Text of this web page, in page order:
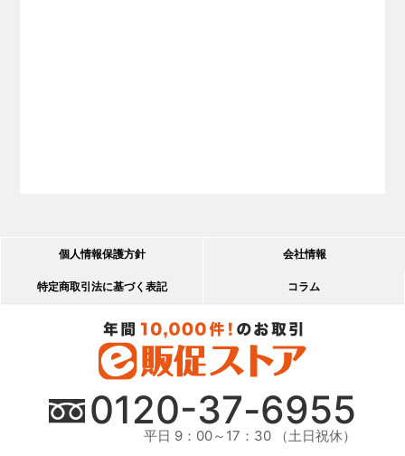
個人情報保護方針 会社情報
特定商取引法に基づく表記 コラム
0120-37-6955
平日 9：00～17：30 （土日祝休）